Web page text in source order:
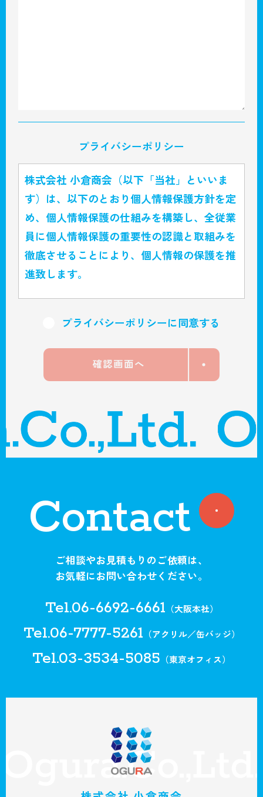
プライバシーポリシー
株式会社 小倉商会（以下「当社」といいま
す）は、以下のとおり個人情報保護方針を定
め、個人情報保護の仕組みを構築し、全従業
員に個人情報保護の重要性の認識と取組みを
徹底させることにより、個人情報の保護を推
進致します。
の状態に保ち、個人情報への不正アクセス・
紛失・破損・改ざん・漏洩などを防止するた
の整備・社員教育の徹底等の必要な措置を講
じ、安全対策を実施し個人情報の厳重な管理
を行ないます。
お客さまからお預かりした個人情報は、当社
からのご連絡や業務のご案内やご質問に対す
利用いたします。
個人情報の第三者への開示・提供の禁止
当社は、お客さまよりお預かりした個人情報
合を除き、個人情報を第三者に開示いたしま
・お客さまの同意がある場合
めに当社が業務を委託する業者に対して開示
・法令に基づき開示することが必要である場
プライバシーポリシーに同意する
Contact
ご相談やお見積もりのご依頼は、
お気軽にお問い合わせください。
Tel.06-6692-6661 （大阪本社）
Tel.06-7777-5261 （アクリル／缶バッジ）
Tel.03-3534-5085 （東京オフィス）